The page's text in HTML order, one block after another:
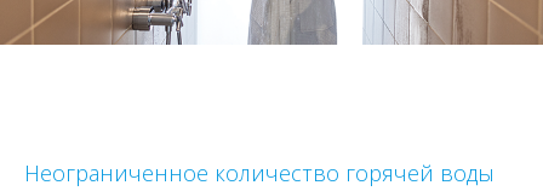
Неограниченное количество горячей воды